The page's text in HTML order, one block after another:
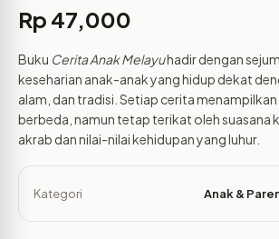
Rp 47,000
Buku Cerita Anak Melayuhadir dengan
keseharian anak-anak yang hidup dekat
alam, dan tradisi. Setiap cerita
berbeda, namun tetap terikat oleh suasana
akrab dan nilai-nilai kehidupan yang luhur.
Kategori Anak &